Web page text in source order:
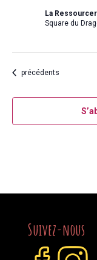
La
Square du
Évènements
précédents
Suivez-nous